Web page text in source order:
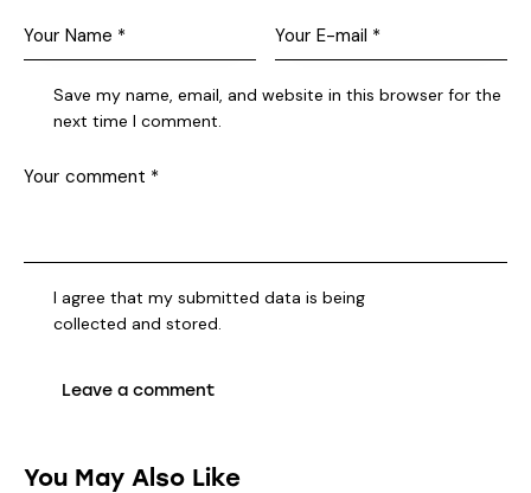
Save my name, email, and website in this browser for the
next time I comment.
I agree that my submitted data is being
collected and stored
You May Also Like